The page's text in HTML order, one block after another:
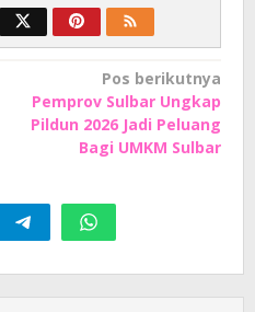
Pos berikutnya
Pemprov Sulbar Ungkap
Pildun 2026 Jadi Peluang
Bagi UMKM Sulbar